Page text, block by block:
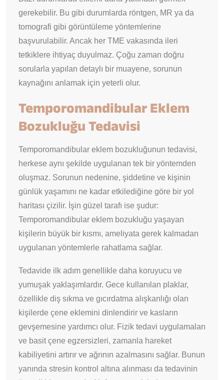
gerekebilir. Bu gibi durumlarda röntgen, MR ya da
tomografi gibi görüntüleme yöntemlerine
başvurulabilir. Ancak her TME vakasında ileri
tetkiklere ihtiyaç duyulmaz. Çoğu zaman doğru
sorularla yapılan detaylı bir muayene, sorunun
kaynağını anlamak için yeterli olur.
Temporomandibular Eklem
Bozukluğu Tedavisi
Temporomandibular eklem bozukluğunun tedavisi,
herkese aynı şekilde uygulanan tek bir yöntemden
oluşmaz. Sorunun nedenine, şiddetine ve kişinin
günlük yaşamını ne kadar etkilediğine göre bir yol
haritası çizilir. İşin güzel tarafı ise şudur:
Temporomandibular eklem bozukluğu yaşayan
kişilerin büyük bir kısmı, ameliyata gerek kalmadan
uygulanan yöntemlerle rahatlama sağlar.
Tedavide ilk adım genellikle daha koruyucu ve
yumuşak yaklaşımlardır. Gece kullanılan plaklar,
özellikle diş sıkma ve gıcırdatma alışkanlığı olan
kişilerde çene eklemini dinlendirir ve kasların
gevşemesine yardımcı olur. Fizik tedavi uygulamaları
ve basit çene egzersizleri, zamanla hareket
kabiliyetini artırır ve ağrının azalmasını sağlar. Bunun
yanında stresin kontrol altına alınması da tedavinin